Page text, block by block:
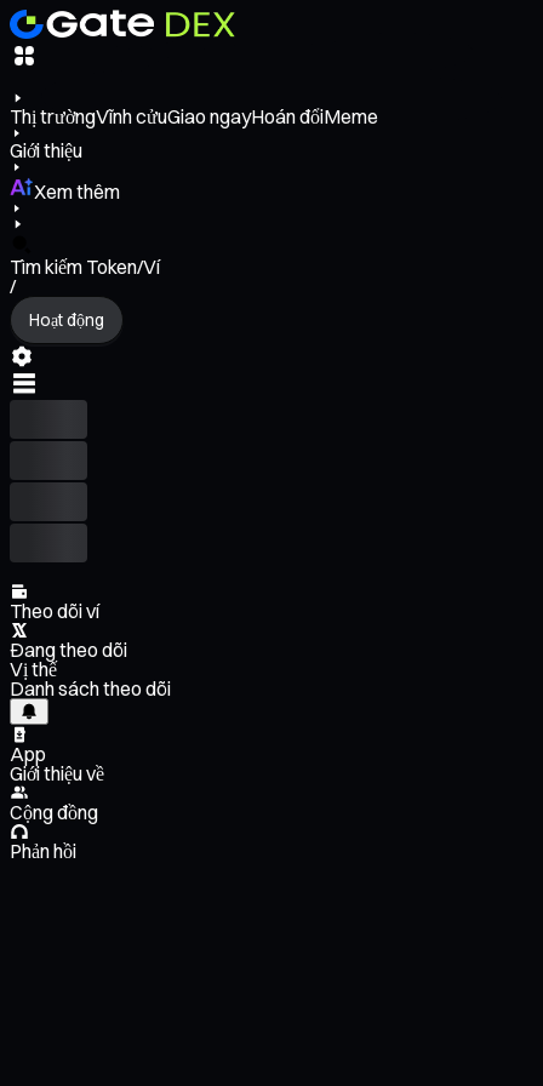
Thị trườngVĩnh cửuGiao ngayHoán đổiMeme
Giới thiệu
Xem thêm
Tìm kiếm Token/Ví
/
Hoạt động
Theo dõi ví
Đang theo dõi
Vị thế
Danh sách theo dõi
App
Giới thiệu về
Cộng đồng
Phản hồi